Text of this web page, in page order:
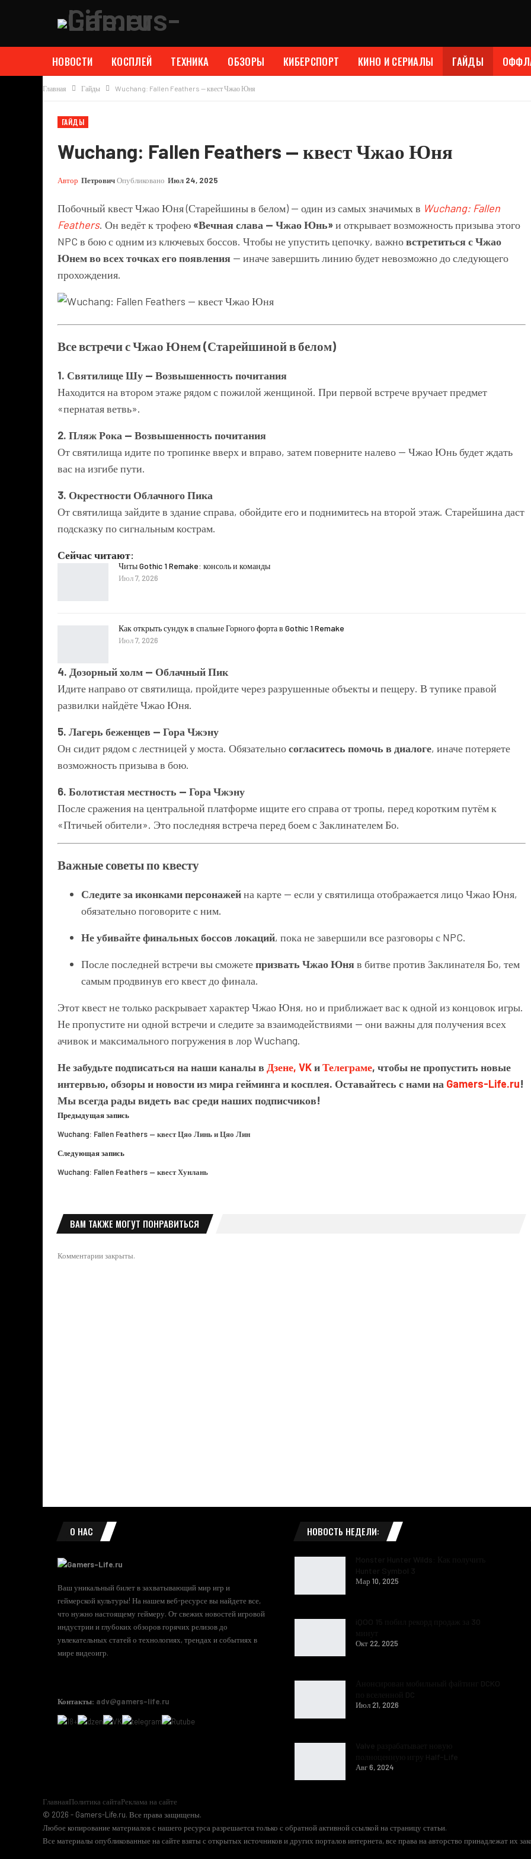
НОВОСТИ КОСПЛЕЙ ТЕХНИКА ОБЗОРЫ КИБЕРСПОРТ КИНО И СЕРИАЛЫ ГАЙДЫ
Главная Гайды Wuchang: Fallen Feathers — квест Чжао Юня
ГАЙДЫ
Wuchang: Fallen Feathers — квест Чжао Юня
Автор ПетровичОпубликовано Июл 24, 2025
Побочный квест Чжао Юня (Старейшины в белом) — один из самых значимых в Wuchang: Fallen
Feathers. Он ведёт к трофею «Вечная слава — Чжао Юнь»и открывает возможность призыва этого
NPC в бою с одним из ключевых боссов. Чтобы не упустить цепочку, важновстретиться с Чжао
Юнем во всех точках его появления — иначе завершить линию будет невозможно до следующего
прохождения.
Все встречи с Чжао Юнем (Старейшиной в белом)
1. Святилище Шу — Возвышенность почитания
Находится на втором этаже рядом с пожилой женщиной. При первой встрече вручает предмет
«пернатая ветвь».
2. Пляж Рока — Возвышенность почитания
От святилища идите по тропинке вверх и вправо, затем поверните налево — Чжао Юнь будет ждать
вас на изгибе пути.
3. Окрестности Облачного Пика
От святилища зайдите в здание справа, обойдите его и поднимитесь на второй этаж. Старейшина даст
подсказку по сигнальным кострам.
Сейчас читают:
Читы Gothic 1 Remake: консоль и команды
Июл 7, 2026
Как открыть сундук в спальне Горного форта в Gothic 1 Remake
Июл 7, 2026
4. Дозорный холм — Облачный Пик
Идите направо от святилища, пройдите через разрушенные объекты и пещеру. В тупике правой
развилки найдёте Чжао Юня.
5. Лагерь беженцев — Гора Чжэну
Он сидит рядом с лестницей у моста. Обязательносогласитесь помочь в диалоге, иначе потеряете
возможность призыва в бою.
6. Болотистая местность — Гора Чжэну
После сражения на центральной платформе ищите его справа от тропы, перед коротким путём к
«Птичьей обители». Это последняя встреча перед боем с Заклинателем Бо.
Важные советы по квесту
Следите за иконками персонажейна карте — если у святилища отображается лицо Чжао Юня,
обязательно поговорите с ним.
Не убивайте финальных боссов локаций, пока не завершили все разговоры с NPC.
После последней встречи вы сможетепризвать Чжао Юняв битве против Заклинателя Бо, тем
самым продвинув его квест до финала.
Этот квест не только раскрывает характер Чжао Юня, но и приближает вас к одной из концовок игры.
Не пропустите ни одной встречи и следите за взаимодействиями — они важны для получения всех
ачивок и максимального погружения в лор Wuchang.
Не забудьте подписаться на наши каналы в Дзене, VKиТелеграме, чтобы не пропустить новые
интервью, обзоры и новости из мира гейминга и косплея. Оставайтесь с нами на Gamers-Life.ru!
Мы всегда рады видеть вас среди наших подписчиков!
Предыдущая запись
Wuchang: Fallen Feathers — квест Цяо Линь и Цяо Лин
Следующая запись
Wuchang: Fallen Feathers — квест Хунлань
ВАМ ТАКЖЕ МОГУТ ПОНРАВИТЬСЯ
Комментарии закрыты.
О НАС
Ваш уникальный билет в захватывающий мир игр и
геймерской культуры! На нашем веб-ресурсе вы найдете все,
что нужно настоящему геймеру. От свежих новостей игровой
индустрии и глубоких обзоров горячих релизов до
увлекательных статей о технологиях, трендах и событиях в
мире видеоигр.
Контакты: adv@gamers-life.ru
НОВОСТЬ НЕДЕЛИ:
Мар 10, 2025
Окт 22, 2025
Июл 21, 2026
Авг 6, 2024
ГлавнаяПолитика сайтаРеклама на сайте
© 2026 - Gamers-Life.ru. Все права защищены.
Любое копирование материалов с нашего ресурса разрешается только с обратной активной ссылкой на страницу статьи.
Все материалы опубликованные на сайте взяты с открытых источников и других порталов интернета, все права на авторство принадлежат их